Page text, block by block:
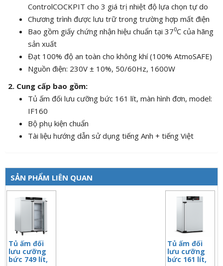
ControlCOCKPIT cho 3 giá trị nhiệt độ lựa chọn tự do
Chương trình được lưu trữ trong trường hợp mất điện
Bao gồm giấy chứng nhận hiệu chuẩn tại 370C của hãng
sản xuất
Đạt 100% độ an toàn cho không khí (100% AtmoSAFE)
Nguồn điện: 230V ± 10%, 50/60Hz, 1600W
2. Cung cấp bao gồm:
Tủ ấm đối lưu cưỡng bức 161 lít, màn hình đơn, model:
IF160
Bộ phụ kiện chuẩn
Tài liệu hướng dẫn sử dụng tiếng Anh + tiếng Việt
SẢN PHẨM LIÊN QUAN
Tủ ấm đối
lưu cưỡng
bức 749 lít,
Tủ ấm đối
lưu cưỡng
bức 161 lít,